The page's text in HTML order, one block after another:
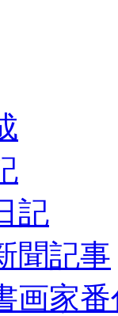
記
聞記事
画家